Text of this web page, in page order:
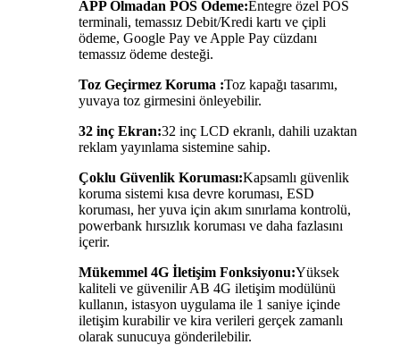
APP Olmadan POS Ödeme:Entegre özel POS
terminali, temassız Debit/Kredi kartı ve çipli
ödeme, Google Pay ve Apple Pay cüzdanı
temassız ödeme desteği.
Toz Geçirmez Koruma :Toz kapağı tasarımı,
yuvaya toz girmesini önleyebilir.
32 inç Ekran:32 inç LCD ekranlı, dahili uzaktan
reklam yayınlama sistemine sahip.
Çoklu Güvenlik Koruması:Kapsamlı güvenlik
koruma sistemi kısa devre koruması, ESD
koruması, her yuva için akım sınırlama kontrolü,
powerbank hırsızlık koruması ve daha fazlasını
içerir.
Mükemmel 4G İletişim Fonksiyonu:Yüksek
kaliteli ve güvenilir AB 4G iletişim modülünü
kullanın, istasyon uygulama ile 1 saniye içinde
iletişim kurabilir ve kira verileri gerçek zamanlı
olarak sunucuya gönderilebilir.